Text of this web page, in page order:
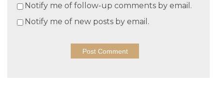
Notify me of follow-up comments by email.
Notify me of new posts by email.